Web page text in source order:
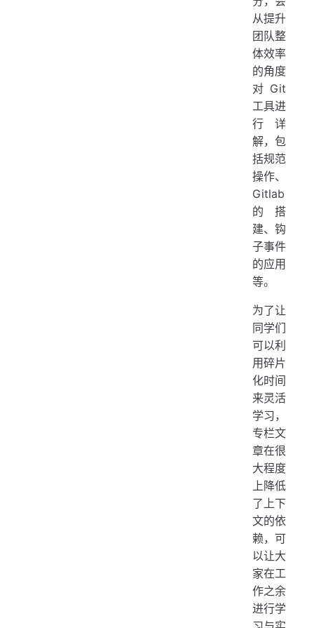
从提升
团队整
体效率
的角度
对 Git
工具进
行详
解，包
括规范
操作、
Gitlab
的搭
建、钩
子事件
的应用
等。
为了让
同学们
可以利
用碎片
化时间
来灵活
学习，
专栏文
章在很
大程度
上降低
了上下
文的依
赖，可
以让大
家在工
作之余
进行学